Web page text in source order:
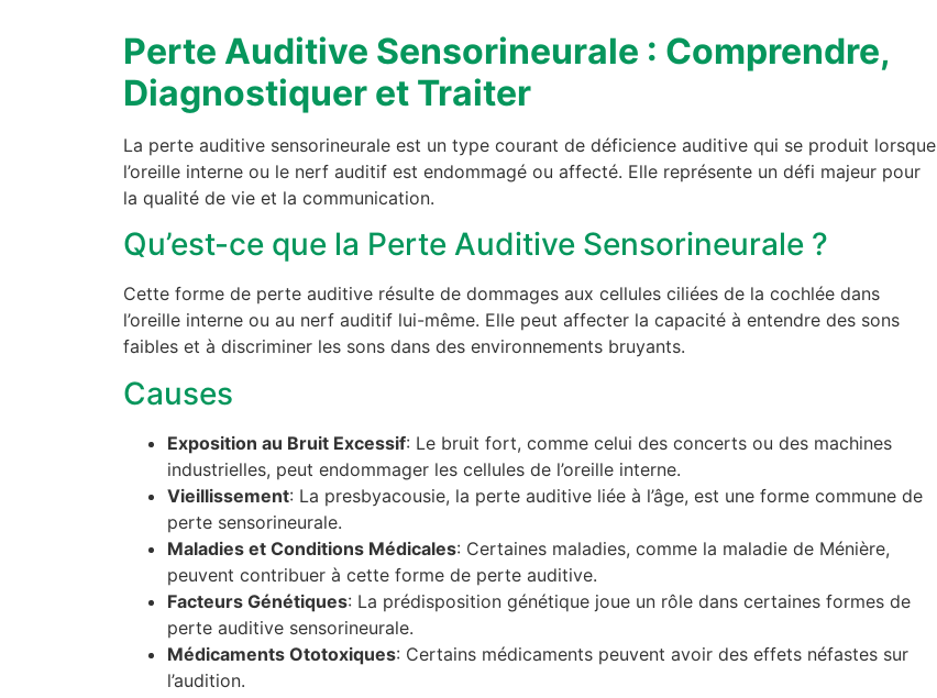
Perte Auditive Sensorineurale : Comprendre,
Diagnostiquer et Traiter
La perte auditive sensorineurale est un type courant de déficience auditive qui se produit lorsque
l’oreille interne ou le nerf auditif est endommagé ou affecté. Elle représente un défi majeur pour
la qualité de vie et la communication.
Qu’est-ce que la Perte Auditive Sensorineurale ?
Cette forme de perte auditive résulte de dommages aux cellules ciliées de la cochlée dans
l’oreille interne ou au nerf auditif lui-même. Elle peut affecter la capacité à entendre des sons
faibles et à discriminer les sons dans des environnements bruyants.
Causes
Exposition au Bruit Excessif: Le bruit fort, comme celui des concerts ou des machines
industrielles, peut endommager les cellules de l’oreille interne.
Vieillissement: La presbyacousie, la perte auditive liée à l’âge, est une forme commune de
perte sensorineurale.
Maladies et Conditions Médicales: Certaines maladies, comme la maladie de Ménière,
peuvent contribuer à cette forme de perte auditive.
Facteurs Génétiques: La prédisposition génétique joue un rôle dans certaines formes de
perte auditive sensorineurale.
Médicaments Ototoxiques: Certains médicaments peuvent avoir des effets néfastes sur
l’audition.